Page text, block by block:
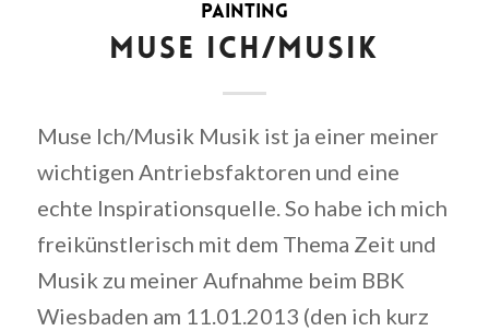
PAINTING
MUSE ICH/MUSIK
Muse Ich/Musik Musik ist ja einer meiner
wichtigen Antriebsfaktoren und eine
echte Inspirationsquelle. So habe ich mich
freikünstlerisch mit dem Thema Zeit und
Musik zu meiner Aufnahme beim BBK
Wiesbaden am 11.01.2013 (den ich kurz